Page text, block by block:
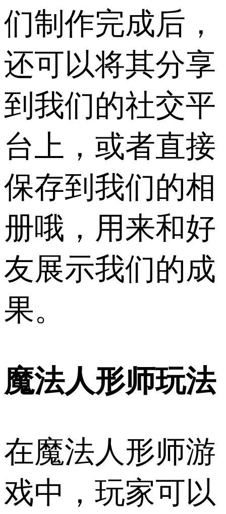
们制作完成后，
还可以将其分享
到我们的社交平
台上，或者直接
保存到我们的相
册哦，用来和好
友展示我们的成
果。
魔法人形师玩法
在魔法人形师游
戏中，玩家可以